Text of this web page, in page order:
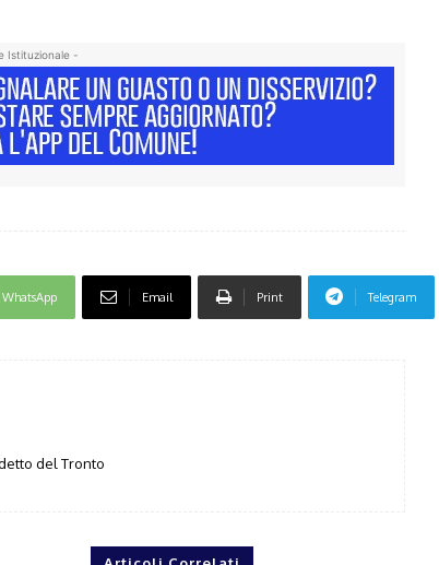
Istituzionale -
WhatsApp Email Print Telegram
del Tronto